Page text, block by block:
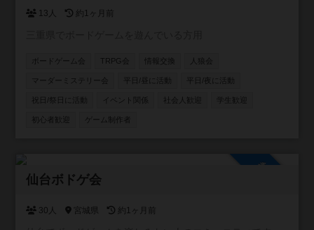
13人 約1ヶ月前
ボードゲーム会 TRPG会 情報交換 人狼会
マーダーミステリー会 平日/昼に活動 平日/夜に活動
祝日/祭日に活動 イベント関係 社会人歓迎 学生歓迎
初心者歓迎 ゲーム制作者
仙台ボドゲ会
30人 宮城県 約1ヶ月前